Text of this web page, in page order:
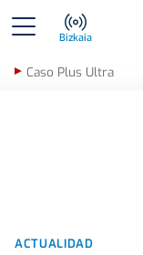
Bizkaia
Caso Plus Ultra
ACTUALIDAD